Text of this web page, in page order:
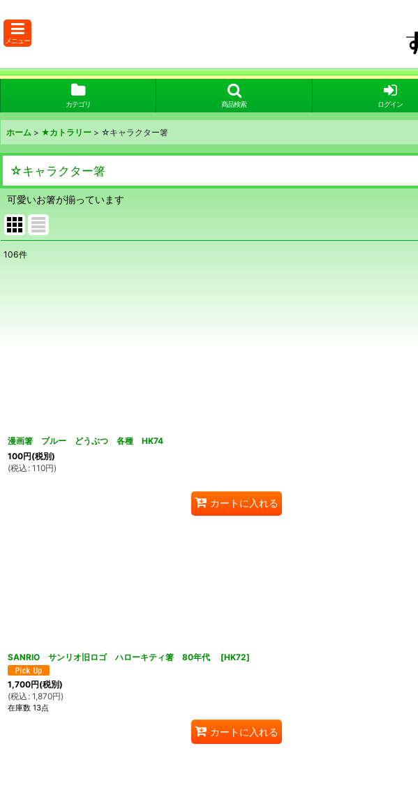
メニュー
カテゴリ 商品検索 ログイン
ホーム > ★カトラリー > ☆キャラクター箸
☆キャラクター箸
可愛いお箸が揃っています
106件
漫画箸 ブルー どうぶつ 各種 HK74
100円(税別)
(税込 : 110円)
カートに入れる
SANRIO サンリオ旧ロゴ ハローキティ箸 80年代 [HK72]
1,700円(税別)
(税込 : 1,870円)
在庫数 13点
カートに入れる